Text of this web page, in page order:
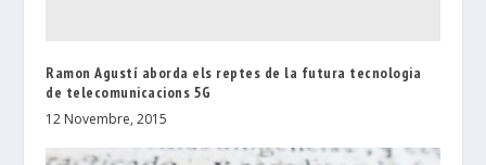
Ramon Agustí aborda els reptes de la futura tecnologia
de telecomunicacions 5G
12 Novembre, 2015